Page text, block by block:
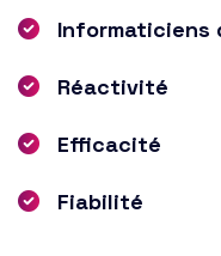
Informaticiens
Réactivité
Efficacité
Fiabilité